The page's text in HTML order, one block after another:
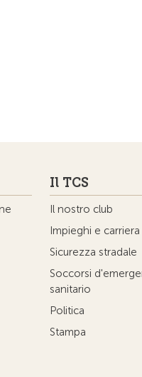
Il TCS
Il nostro club
Impieghi e carriera
Sicurezza stradale
Soccorsi
sanitario
Politica
Stampa